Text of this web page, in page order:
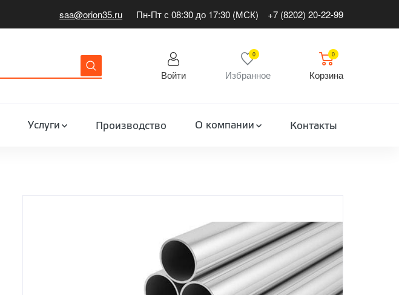
saa@orion35.ru Пн-Пт с 08:30 до 17:30 (МСК) +7 (8202) 20-22-99
Войти
0
Избранное
0
Корзина
Услуги Производство О компании Контакты